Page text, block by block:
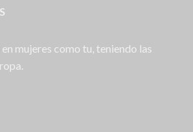
mujeres como tu, teniendo las